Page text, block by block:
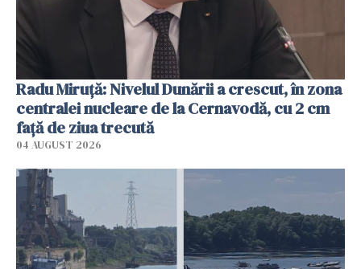
Radu Miruţă: Nivelul Dunării a crescut, în zona
centralei nucleare de la Cernavodă, cu 2 cm
faţă de ziua trecută
04 AUGUST 2026